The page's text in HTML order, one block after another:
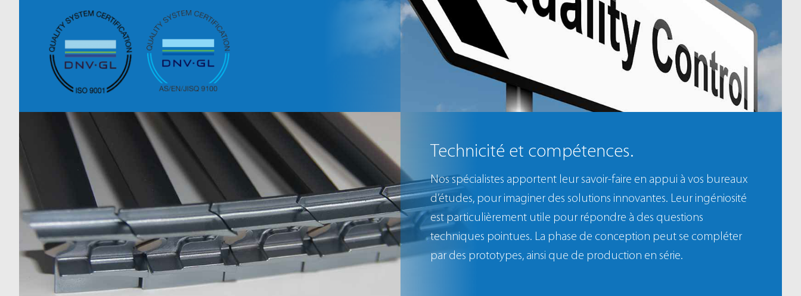
Technicité et compétences.
Nos spécialistes apportent leur savoir-faire en appui à vos bureaux
d’études, pour imaginer des solutions innovantes. Leur ingéniosité
est particulièrement utile pour répondre à des questions
techniques pointues. La phase de conception peut se compléter
par des prototypes, ainsi que de production en série.